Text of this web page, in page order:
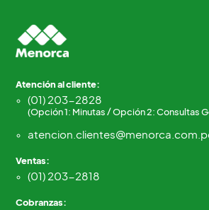
Atención al cliente:
(01) 203-2828
(Opción 1: Minutas / Opción 2: Consultas
Ventas:
(01) 203-2818
Cobranzas: